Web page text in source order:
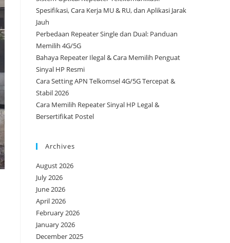
Spesifikasi, Cara Kerja MU & RU, dan Aplikasi Jarak
Jauh
Perbedaan Repeater Single dan Dual: Panduan
Memilih 4G/5G
Bahaya Repeater Ilegal & Cara Memilih Penguat
Sinyal HP Resmi
Cara Setting APN Telkomsel 4G/5G Tercepat &
Stabil 2026
Cara Memilih Repeater Sinyal HP Legal &
Bersertifikat Postel
Archives
August 2026
July 2026
June 2026
April 2026
February 2026
January 2026
December 2025